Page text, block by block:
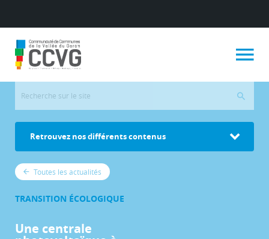
Retrouvez nos différents contenus
Toutes les actualités
TRANSITION ÉCOLOGIQUE
Une centrale